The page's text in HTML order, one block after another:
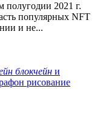
2021 г.
популярных NFT
и не...
блокчейн и
рисование